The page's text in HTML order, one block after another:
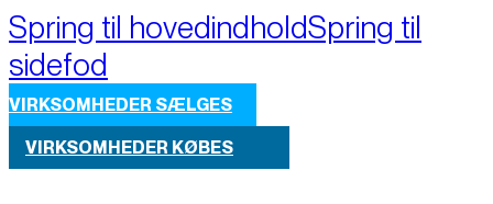
Spring til hovedindholdSpring til
sidefod
VIRKSOMHEDER SÆLGES
VIRKSOMHEDER KØBES